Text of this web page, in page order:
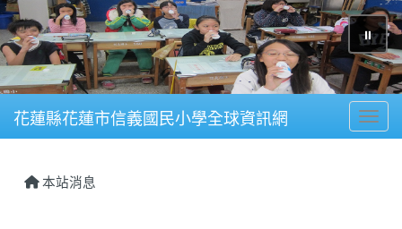
⏸
花蓮縣花蓮市信義國民小學全球資訊網
本站消息